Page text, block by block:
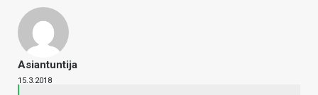
Asiantuntija
15.3.2018